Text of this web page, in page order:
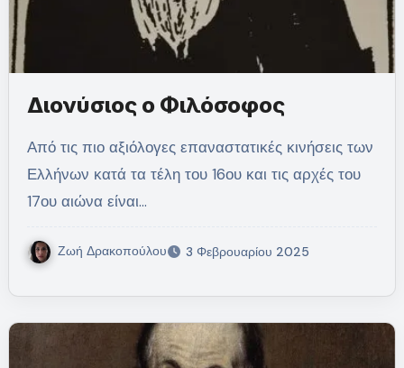
Διονύσιος ο Φιλόσοφος
Από τις πιο αξιόλογες επαναστατικές κινήσεις των
Ελλήνων κατά τα τέλη του 16ου και τις αρχές του
17ου αιώνα είναι…
Ζωή Δρακοπούλου 3 Φεβρουαρίου 2025